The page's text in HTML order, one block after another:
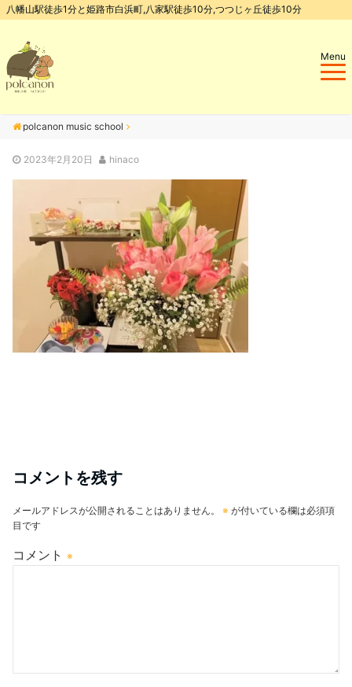
八幡山駅徒歩1分と姫路市白浜町,八家駅徒歩10分,つつじヶ丘徒歩10分
Menu
polcanon music school
2023年2月20日 hinaco
コメントを残す
メールアドレスが公開されることはありません。 ※ が付いている欄は必須項
目です
コメント ※